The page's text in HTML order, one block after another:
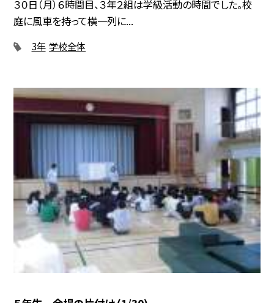
３０日（月）６時間目、３年２組は学級活動の時間でした。校
庭に風車を持って横一列に...
3年 学校全体